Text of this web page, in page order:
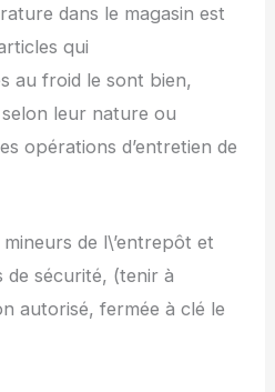
dans le magasin est
qui
au froid le sont bien,
leur nature ou
opérations d’entretien de
de l\’entrepôt et
de sécurité, (tenir à
autorisé, fermée à clé le